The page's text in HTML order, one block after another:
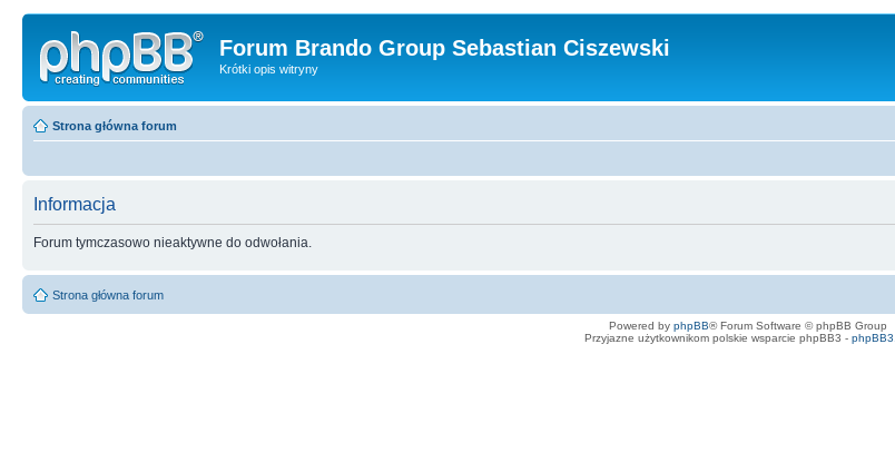
Forum Brando Group Sebastian Ciszewski
Krótki opis witryny
Strona główna forum
Informacja
Forum tymczasowo nieaktywne do odwołania.
Strona główna forum
Powered by phpBB® Forum Software © phpBB Group
Przyjazne użytkownikom polskie wsparcie phpBB3 -